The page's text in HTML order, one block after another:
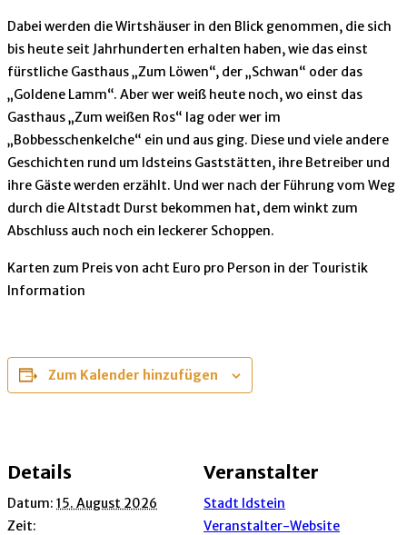
Dabei werden die Wirtshäuser in den Blick genommen, die sich
bis heute seit Jahrhunderten erhalten haben, wie das einst
fürstliche Gasthaus „Zum Löwen“, der „Schwan“ oder das
„Goldene Lamm“. Aber wer weiß heute noch, wo einst das
Gasthaus „Zum weißen Ros“ lag oder wer im
„Bobbesschenkelche“ ein und aus ging. Diese und viele andere
Geschichten rund um Idsteins Gaststätten, ihre Betreiber und
ihre Gäste werden erzählt. Und wer nach der Führung vom Weg
durch die Altstadt Durst bekommen hat, dem winkt zum
Abschluss auch noch ein leckerer Schoppen.
Karten zum Preis von acht Euro pro Person in der Touristik
Information
Zum Kalender hinzufügen
Details
Datum: 15. August 2026
Zeit:
Veranstalter
Stadt Idstein
Veranstalter-Website